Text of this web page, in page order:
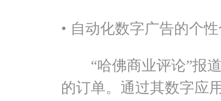
• 自动化数字广告的个
“哈佛商业评论”报道
的订单。通过其数字应